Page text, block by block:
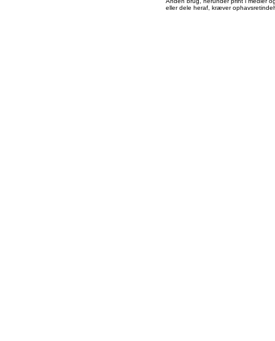
eller dele heraf, kræver